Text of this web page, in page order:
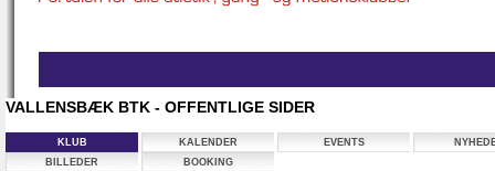
VALLENSBÆK BTK - OFFENTLIGE SIDER
KLUB KALENDER EVENTS
BILLEDER
BOOKING